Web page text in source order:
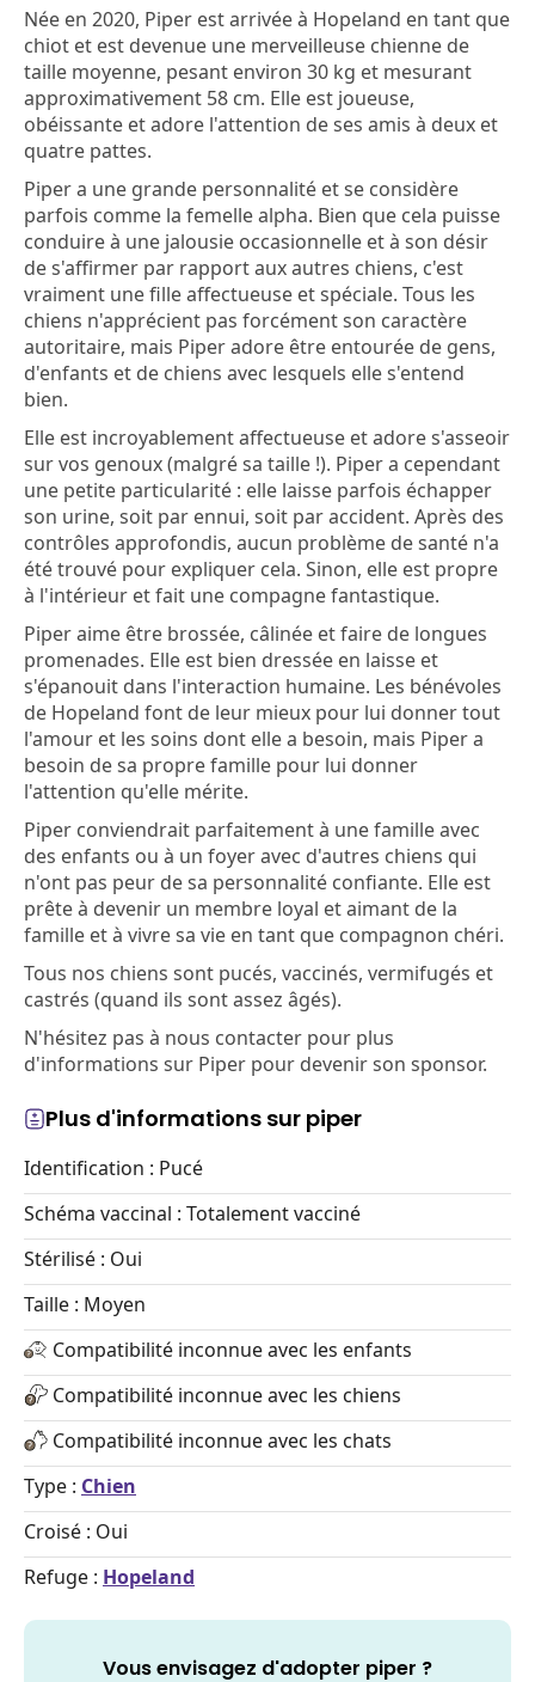
Née en 2020, Piper est arrivée à Hopeland en tant que
chiot et est devenue une merveilleuse chienne de
taille moyenne, pesant environ 30 kg et mesurant
approximativement 58 cm. Elle est joueuse,
obéissante et adore l'attention de ses amis à deux et
quatre pattes.
Piper a une grande personnalité et se considère
parfois comme la femelle alpha. Bien que cela puisse
conduire à une jalousie occasionnelle et à son désir
de s'affirmer par rapport aux autres chiens, c'est
vraiment une fille affectueuse et spéciale. Tous les
chiens n'apprécient pas forcément son caractère
autoritaire, mais Piper adore être entourée de gens,
d'enfants et de chiens avec lesquels elle s'entend
bien.
Elle est incroyablement affectueuse et adore s'asseoir
sur vos genoux (malgré sa taille !). Piper a cependant
une petite particularité : elle laisse parfois échapper
son urine, soit par ennui, soit par accident. Après des
contrôles approfondis, aucun problème de santé n'a
été trouvé pour expliquer cela. Sinon, elle est propre
à l'intérieur et fait une compagne fantastique.
Piper aime être brossée, câlinée et faire de longues
promenades. Elle est bien dressée en laisse et
s'épanouit dans l'interaction humaine. Les bénévoles
de Hopeland font de leur mieux pour lui donner tout
l'amour et les soins dont elle a besoin, mais Piper a
besoin de sa propre famille pour lui donner
l'attention qu'elle mérite.
Piper conviendrait parfaitement à une famille avec
des enfants ou à un foyer avec d'autres chiens qui
n'ont pas peur de sa personnalité confiante. Elle est
prête à devenir un membre loyal et aimant de la
famille et à vivre sa vie en tant que compagnon chéri.
Tous nos chiens sont pucés, vaccinés, vermifugés et
castrés (quand ils sont assez âgés).
N'hésitez pas à nous contacter pour plus
d'informations sur Piper pour devenir son sponsor.
Plus d'informations sur piper
Identification : Pucé
Schéma vaccinal : Totalement vacciné
Stérilisé : Oui
Taille : Moyen
Compatibilité inconnue avec les enfants
Compatibilité inconnue avec les chiens
Compatibilité inconnue avec les chats
Type : Chien
Croisé : Oui
Refuge : Hopeland
Vous envisagez d'adopter piper ?